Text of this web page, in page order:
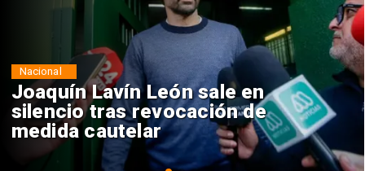
Chile y Venezuela formalizan
reinicio de relaciones
consulares
Nacional